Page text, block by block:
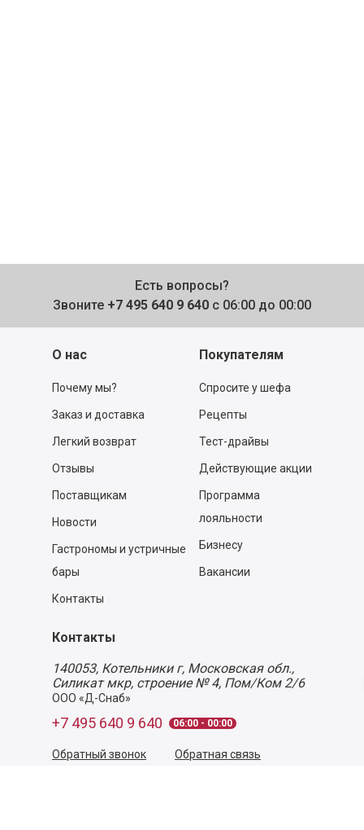
Есть вопросы?
Звоните +7 495 640 9 640 с 06:00 до 00:00
О нас
Почему мы?
Заказ и доставка
Легкий возврат
Отзывы
Поставщикам
Новости
Гастрономы и устричные
бары
Контакты
Покупателям
Спросите у шефа
Рецепты
Тест-драйвы
Действующие акции
Программа
лояльности
Бизнесу
Вакансии
Контакты
140053, Котельники г, Московская обл.,
Силикат мкр, строение № 4, Пом/Ком 2/6
ООО «Д-Снаб»
+7 495 640 9 640 06:00 - 00:00
Обратный звонок Обратная связь